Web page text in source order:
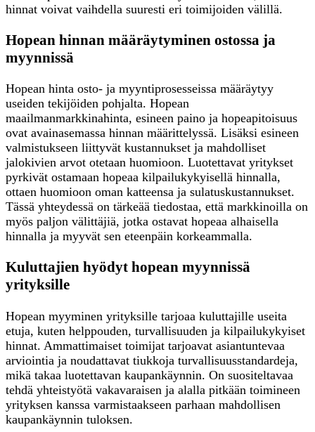
hinnat voivat vaihdella suuresti eri toimijoiden välillä.
Hopean hinnan määräytyminen ostossa ja
myynnissä
Hopean hinta osto- ja myyntiprosesseissa määräytyy
useiden tekijöiden pohjalta. Hopean
maailmanmarkkinahinta, esineen paino ja hopeapitoisuus
ovat avainasemassa hinnan määrittelyssä. Lisäksi esineen
valmistukseen liittyvät kustannukset ja mahdolliset
jalokivien arvot otetaan huomioon. Luotettavat yritykset
pyrkivät ostamaan hopeaa kilpailukykyisellä hinnalla,
ottaen huomioon oman katteensa ja sulatuskustannukset.
Tässä yhteydessä on tärkeää tiedostaa, että markkinoilla on
myös paljon välittäjiä, jotka ostavat hopeaa alhaisella
hinnalla ja myyvät sen eteenpäin korkeammalla.
Kuluttajien hyödyt hopean myynnissä
yrityksille
Hopean myyminen yrityksille tarjoaa kuluttajille useita
etuja, kuten helppouden, turvallisuuden ja kilpailukykyiset
hinnat. Ammattimaiset toimijat tarjoavat asiantuntevaa
arviointia ja noudattavat tiukkoja turvallisuusstandardeja,
mikä takaa luotettavan kaupankäynnin. On suositeltavaa
tehdä yhteistyötä vakavaraisen ja alalla pitkään toimineen
yrityksen kanssa varmistaakseen parhaan mahdollisen
kaupankäynnin tuloksen.